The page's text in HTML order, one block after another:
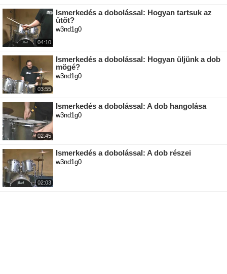
04:10
Ismerkedés a dobolással: Hogyan tartsuk az
ütőt?
w3nd1g0
03:55
Ismerkedés a dobolással: Hogyan üljünk a dob
mögé?
w3nd1g0
02:45
Ismerkedés a dobolással: A dob hangolása
w3nd1g0
02:03
Ismerkedés a dobolással: A dob részei
w3nd1g0